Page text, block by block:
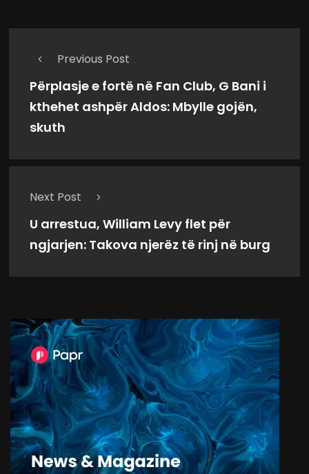
Previous Post
Përplasje e fortë në Fan Club, G Bani i
kthehet ashpër Aldos: Mbylle gojën,
skuth
Next Post
U arrestua, William Levy flet për
ngjarjen: Takova njerëz të rinj në burg